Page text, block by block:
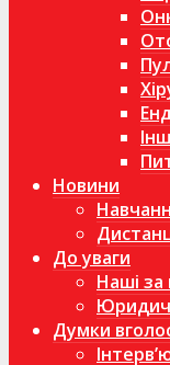
Новини
До уваги
Наші
Думки